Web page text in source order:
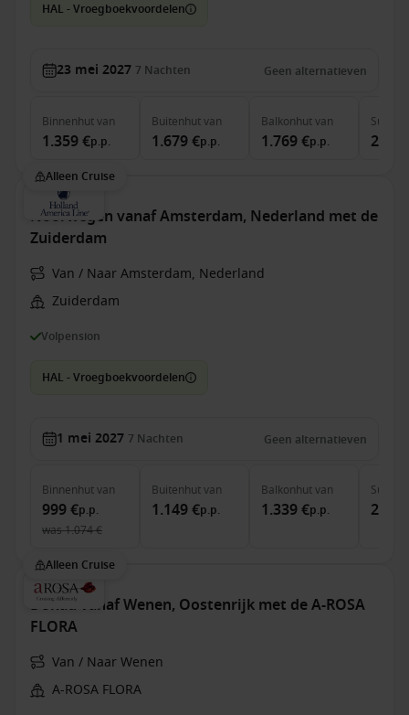
HAL - Vroegboekvoordelen
23 mei 2027 7 Nachten Geen alternatieven
Binnenhutvan
1.359 €p.p.
Buitenhutvan
1.679 €p.p.
Balkonhutvan
1.769 €p.p.
Suite
Alleen Cruise
Noorwegen vanaf Amsterdam, Nederland met de
Zuiderdam
Van / Naar Amsterdam, Nederland
Zuiderdam
Volpension
HAL - Vroegboekvoordelen
1 mei 2027 7 Nachten Geen alternatieven
Binnenhutvan
999 €p.p.
was1.074 €
Buitenhutvan
1.149 €p.p.
Balkonhutvan
1.339 €p.p.
Suite
Alleen Cruise
Donau vanaf Wenen, Oostenrijk met de A-ROSA
FLORA
Van / Naar Wenen
A-ROSA FLORA